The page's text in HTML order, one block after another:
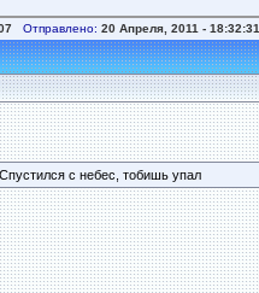
Отправлено: 20 Апреля, 2011 - 18:32:31
с небес, тобишь упал